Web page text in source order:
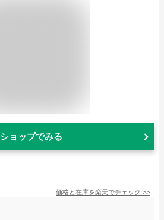
ショップでみる
価格と在庫を楽天でチェック >>